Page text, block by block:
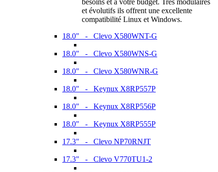
besoins et à votre budget. Très modulaires
et évolutifs ils offrent une excellente
compatibilité Linux et Windows.
18.0" - Clevo X580WNT-G
18.0" - Clevo X580WNS-G
18.0" - Clevo X580WNR-G
18.0" - Keynux X8RP557P
18.0" - Keynux X8RP556P
18.0" - Keynux X8RP555P
17.3" - Clevo NP70RNJT
17.3" - Clevo V770TU1-2